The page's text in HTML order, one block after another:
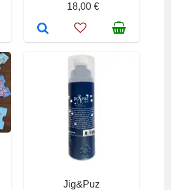
18,00 €
Jig&Puz